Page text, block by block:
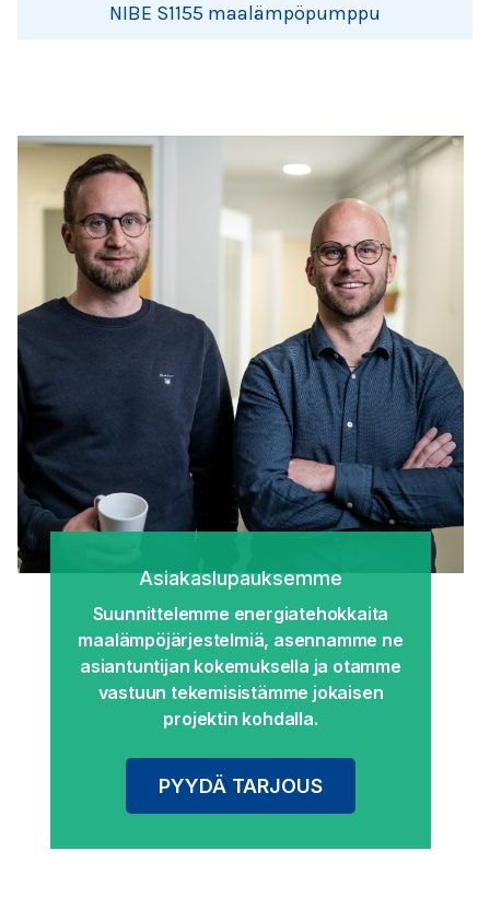
NIBE S1155 maalämpöpumppu
Asiakaslupauksemme
Suunnittelemme energiatehokkaita
maalämpöjärjestelmiä, asennamme ne
asiantuntijan kokemuksella ja otamme
vastuun tekemisistämme jokaisen
projektin kohdalla.
PYYDÄ TARJOUS